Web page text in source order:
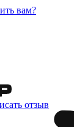
вам?
отзыв